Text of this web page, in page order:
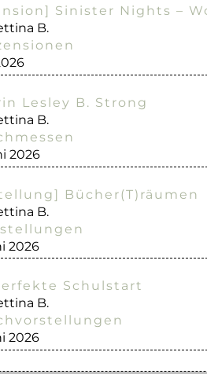
Sinister Nights –
B.
Lesley B. Strong
B.
2026
Bücher(T)räumen
B.
2026
Schulstart
B.
2026